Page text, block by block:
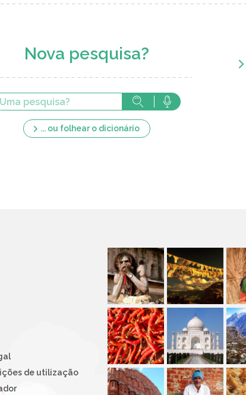
Nova pesquisa?
... ou folhear o dicionário
de utilização